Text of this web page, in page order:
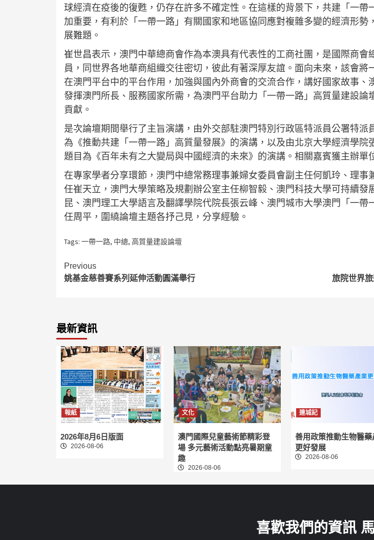
球經濟在疫後的復甦，仍存在許多不確定性。在這樣的背景下，共建「一帶
加重要，有利於「一帶一路」有關國家和地區協同應對複雜多變的經濟形勢
展難題。
崔世昌表示，澳門中華總商會作為本澳具有代表性的工商社團，是國際商會
員，同世界各地華商組織交往密切，彼此有著深厚友誼。面向未來，該會將
在澳門平台中的平台作用，加強與國內外商會的交流合作，講好國家故事、
發揮澳門所長、服務國家所需，為澳門平台助力「一帶一路」高質量建設論
貢獻。
是次論壇期間舉行了主旨演講，由外交部駐澳門特別行政區特派員公署特派
為《推動共建「一帶一路」高質量發展》的演講，以及由北京大學經濟學院
題目為《百年未有之大變局與中國經濟的未來》的演講。相關嘉賓獲主辦單
在專家學者分享環節，澳門中總常務理事兼婦女委員會副主任何凱玲、理事
任崔天立，澳門大學策略及規劃辦公室主任柳智毅、澳門科技大學可持續發
昆、澳門理工大學語言及翻譯學院代院長張云峰、澳門城市大學澳門「一帶
任周平，圍繞論壇主題各抒己見，分享經驗。
Tags: 一帶一路, 中總, 高質量建設論壇
Continue
Reading
Previous
姚基金慈善賽系列延伸活動圓滿舉行
旅院世界
最新資訊
報紙
2026年8月6日版面
2026-08-06
文化
澳門國際兒童藝術節精彩登
場 多元藝術活動點亮暑期童
趣
2026-08-06
連城記
善用政策推動生物醫藥
更好發展
2026-08-06
喜歡我們的資訊